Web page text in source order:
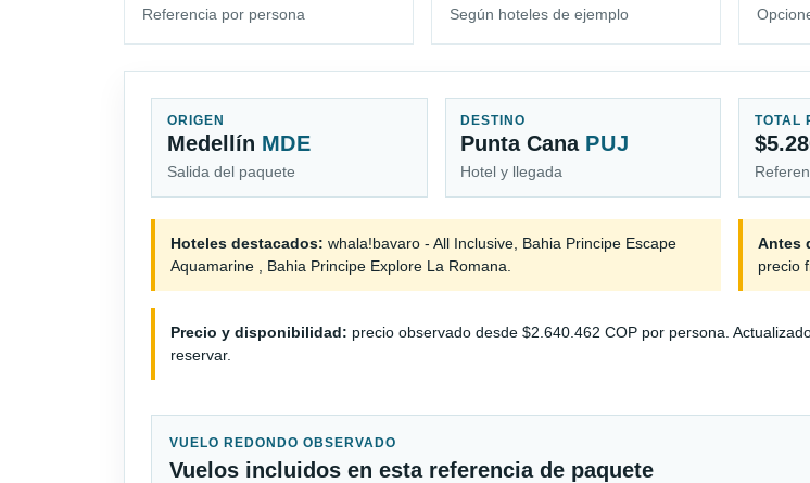
Referencia por persona Según hoteles de ejemplo
ORIGEN
Medellín MDE
Salida del paquete
DESTINO
Punta Cana PUJ
Hotel y llegada
TOTAL
Hoteles destacados: whala!bavaro - All Inclusive, Bahia Principe Escape
Aquamarine , Bahia Principe Explore La Romana.
Antes
precio
Precio y disponibilidad: precio observado desde $2.640.462 COP por persona.
reservar.
VUELO REDONDO OBSERVADO
Vuelos incluidos en esta referencia de paquete